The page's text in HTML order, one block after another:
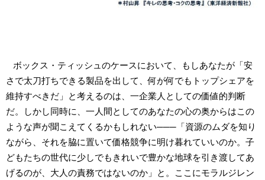
ボックス・ティッシュのケースにおいて、もしあなたが「安
さで太刀打ちできる製品を出して、何が何でもトップシェアを
維持すべきだ」と考えるのは、一企業人としての価値的判断
だ。しかし同時に、一人間としてのあなたの心の奥からはこの
ような声が聞こえてくるかもしれない───「資源のムダを知り
ながら、それを脇に置いて価格競争に明け暮れていいのか。子
どもたちの世代に少しでもきれいで豊かな地球を引き渡してあ
げるのが、大人の責務ではないのか」と。ここにモラルジレン